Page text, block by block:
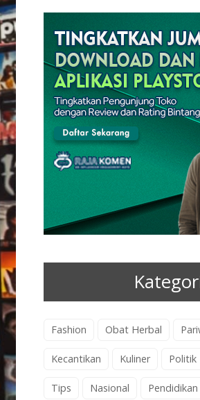
Fashion Obat Herbal
Kecantikan Kuliner Politik
Tips Nasional Pendidikan